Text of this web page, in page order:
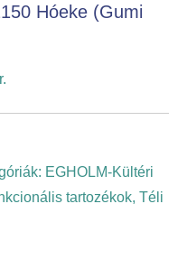
Hóeke (Gumi
EGHOLM-Kültéri
tartozékok, Téli